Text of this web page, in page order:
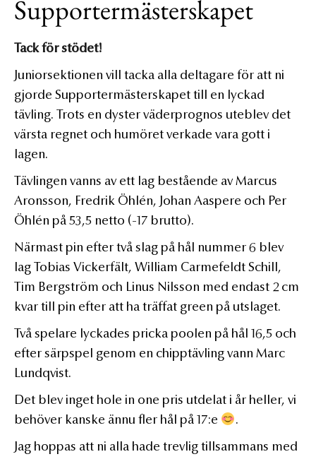
Supportermästerskapet
Tack för stödet!
Juniorsektionen vill tacka alla deltagare för att ni
gjorde Supportermästerskapet till en lyckad
tävling. Trots en dyster väderprognos uteblev det
värsta regnet och humöret verkade vara gott i
lagen.
Tävlingen vanns av ett lag bestående av Marcus
Aronsson, Fredrik Öhlén, Johan Aaspere och Per
Öhlén på 53,5 netto (-17 brutto).
Närmast pin efter två slag på hål nummer 6 blev
lag Tobias Vickerfält, William Carmefeldt Schill,
Tim Bergström och Linus Nilsson med endast 2 cm
kvar till pin efter att ha träffat green på utslaget.
Två spelare lyckades pricka poolen på hål 16,5 och
efter särpspel genom en chipptävling vann Marc
Lundqvist.
Det blev inget hole in one pris utdelat i år heller, vi
behöver kanske ännu fler hål på 17:e
.
Jag hoppas att ni alla hade trevlig tillsammans med